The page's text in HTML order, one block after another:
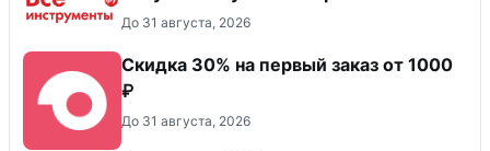
До 31 августа, 2026
Скидка 30% на первый заказ от 1000
₽
До 31 августа, 2026